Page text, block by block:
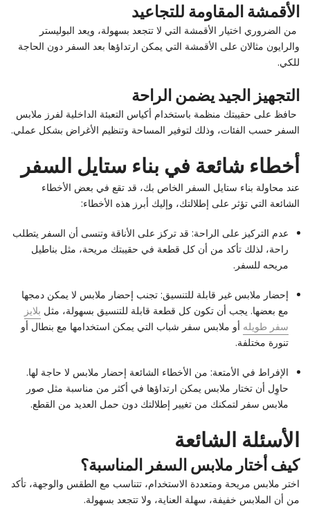
الأقمشة المقاومة للتجاعيد
من الضروري اختيار الأقمشة التي لا تتجعد بسهولة، ويعد البوليستر
والرايون مثالان على الأقمشة التي يمكن ارتداؤها بعد السفر دون الحاجة
للكي.
التجهيز الجيد يضمن الراحة
حافظ على حقيبتك منظمة باستخدام أكياس التعبئة الداخلية لفرز ملابس
السفر حسب الفئات، وذلك لتوفير المساحة وتنظيم الأغراض بشكل عملي.
أخطاء شائعة في بناء ستايل السفر
عند محاولة بناء ستايل السفر الخاص بك، قد تقع في بعض الأخطاء
الشائعة التي تؤثر على إطلالتك، وإليك أبرز هذه الأخطاء:
عدم التركيز على الراحة: قد تركز على الأناقة وتنسى أن السفر يتطلب
راحة، لذلك تأكد من أن كل قطعة في حقيبتك مريحة، مثل بناطيل
مريحه للسفر.
إحضار ملابس غير قابلة للتنسيق: تجنب إحضار ملابس لا يمكن دمجها
مع بعضها. يجب أن تكون كل قطعة قابلة للتنسيق بسهولة، مثل بلايز
سفر طويله أو ملابس سفر شباب التي يمكن استخدامها مع بنطال أو
تنورة مختلفة.
الإفراط في الأمتعة: من الأخطاء الشائعة إحضار ملابس لا حاجة لها.
حاوِل أن تختار ملابس يمكن ارتداؤها في أكثر من مناسبة مثل صور
ملابس سفر لتمكنك من تغيير إطلالتك دون حمل العديد من القطع.
الأسئلة الشائعة
كيف أختار ملابس السفر المناسبة؟
اختر ملابس مريحة ومتعددة الاستخدام، تتناسب مع الطقس والوجهة، تأكد
من أن الملابس خفيفة، سهلة العناية، ولا تتجعد بسهولة.